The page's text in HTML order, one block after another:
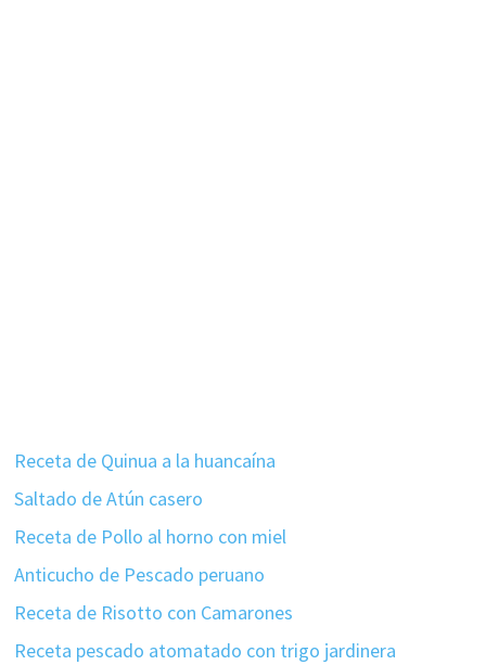
Receta de Quinua a la huancaína
Saltado de Atún casero
Receta de Pollo al horno con miel
Anticucho de Pescado peruano
Receta de Risotto con Camarones
Receta pescado atomatado con trigo jardinera